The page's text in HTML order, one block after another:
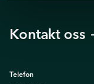
Kontakt oss
Telefon